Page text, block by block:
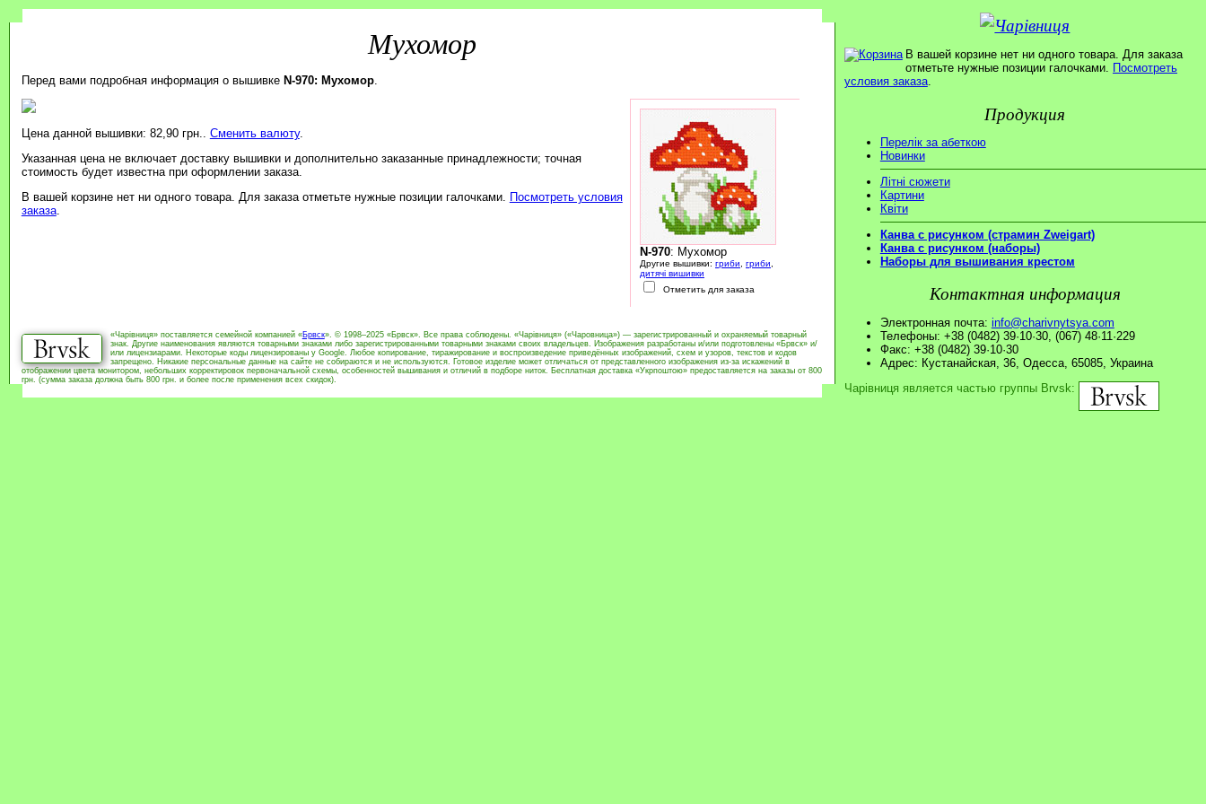
Мухомор
Перед вами подробная информация о вышивке N-970: Мухомор.
N-970: Мухомор
Другие вышивки: гриби гриби
дитячі вишивки
Отметить для заказа
Цена данной вышивки: 82,90 грн.. Сменить валюту.
Указанная цена не включает доставку вышивки и дополнительно заказанные принадлежности; точная
стоимость будет известна при оформлении заказа.
В вашей корзине нет ни одного товара. Для заказа отметьте нужные позиции галочками.
Посмотреть условия
заказа.
«Чарівниця» поставляется семейной компанией «Брвск». © 1998–2025 «Брвск». Все права соблюдены. «Чарівниця» («Чаровница») — зарегистрированный и охраняемый товарный
знак. Другие наименования являются товарными знаками либо зарегистрированными товарными знаками своих владельцев. Изображения разработаны и/или подготовлены «Брвск» и/
или лицензиарами. Некоторые коды лицензированы у Google. Любое копирование, тиражирование и воспроизведение приведённых изображений, схем и узоров, текстов и кодов
запрещено. Никакие персональные данные на сайте не собираются и не используются. Готовое изделие может отличаться от представленного изображения из-за искажений в
отображении цвета монитором, небольших корректировок первоначальной схемы, особенностей вышивания и отличий в подборе ниток. Бесплатная доставка «Укрпоштою» предоставляется на заказы от 800
грн. (сумма заказа должна быть 800 грн. и более после применения всех скидок).
В вашей корзине нет ни одного товара. Для заказа
отметьте нужные позиции галочками. Посмотреть
условия заказа.
Продукция
Перелік за абеткою
Новинки
Літні сюжети
Картини
Квіти
Канва с рисунком (страмин Zweigart)
Канва с рисунком (наборы)
Наборы для вышивания крестом
Контактная информация
Электронная почта: info@charivnytsya.com
Телефоны: +38 (0482) 39·10·30, (067) 48·11·229
Факс: +38 (0482) 39·10·30
Адрес: Кустанайская, 36, Одесса, 65085, Украина
Чарівниця является частью группы Brvsk: